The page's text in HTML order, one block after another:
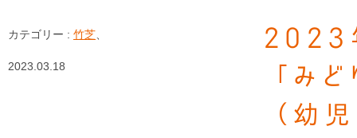
2023
「み
（幼
カテゴリー : 竹芝
2023.03.18